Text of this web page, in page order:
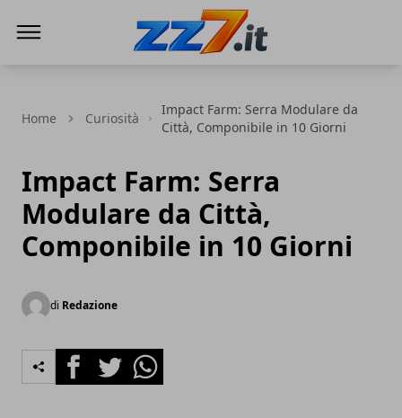
Home Curiosità
Impact Farm: Serra Modulare da
Città, Componibile in 10 Giorni
Impact Farm: Serra
Modulare da Città,
Componibile in 10 Giorni
di Redazione
FacebookTwitterWhatsapp